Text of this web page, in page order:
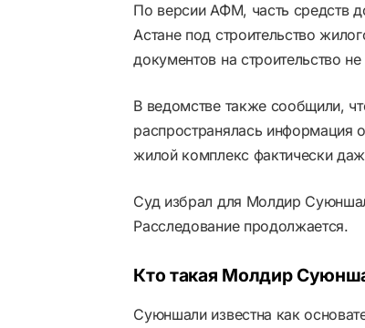
По версии АФМ, часть средств
Астане под строительство
документов на строительство
В ведомстве также сообщили,
распространялась
жилой комплекс фактически
Суд избрал для Молдир
Расследование продолжается.
Кто такая Молдир
Суюншали известна как